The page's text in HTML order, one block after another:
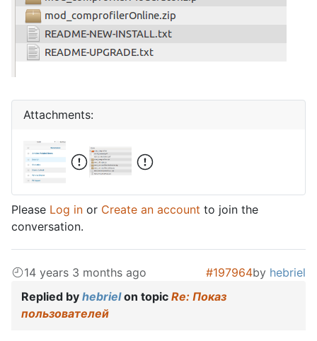
Attachments:
Please Log in or Create an account to join the
conversation.
14 years 3 months ago #197964by hebriel
Replied by hebrielon topic Re: Показ
пользователей